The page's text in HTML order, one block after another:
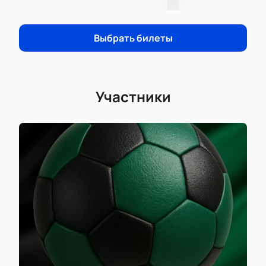
Не упустите возможность увидеть матч Краснодар
— Ростов своими глазами и поддержать любимую
команду на Стадионе академии ФК Краснодар.
Выбрать билеты
Участники